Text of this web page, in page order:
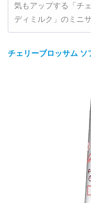
気もアップする「チ
ディミルク」のミニ
チェリーブロッサム